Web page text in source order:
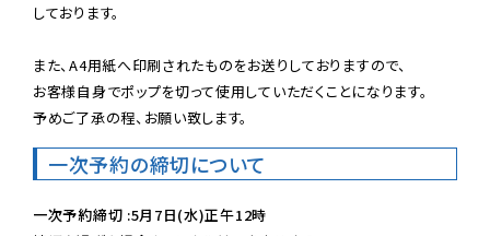
しております。
また、A4用紙へ印刷されたものをお送りしておりますので、
お客様自身でポップを切って使用していただくことになります。
予めご了承の程、お願い致します。
一次予約の締切について
一次予約締切 :5月7日(水)正午12時